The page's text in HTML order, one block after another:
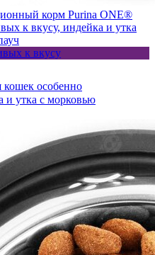
к вкусу
кошек особенно
и утка с морковью